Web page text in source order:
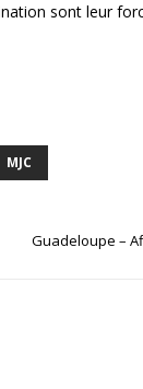
sont leur
MJC
Guadeloupe –